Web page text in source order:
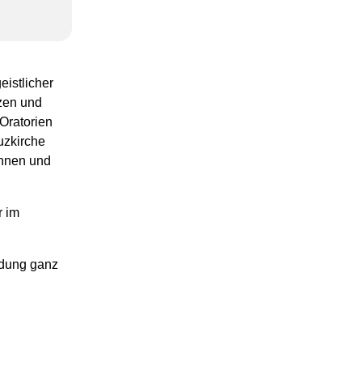
und
und
im
ganz